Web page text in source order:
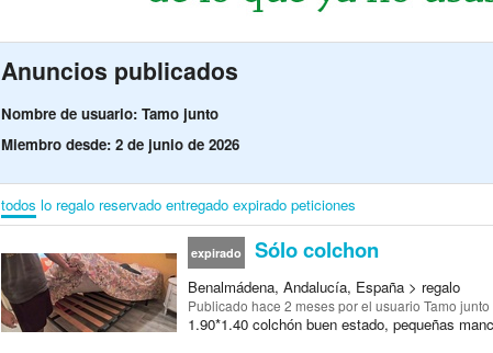
Anuncios publicados
Nombre de usuario: Tamo junto
Miembro desde: 2 de junio de 2026
todos lo regalo reservado entregado expirado peticiones
expirado Sólo colchon
Benalmádena, Andalucía, España > regalo
Publicado hace 2 mesespor el usuario Tamo junto
1.90*1.40 colchón buen estado, pequeñas